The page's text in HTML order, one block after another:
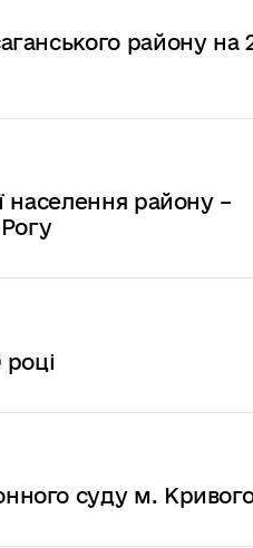
району на
населення району –
суду м.